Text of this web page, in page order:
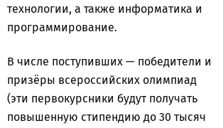
технологии, а также информатика и
программирование.
В числе поступивших — победители и
призёры всероссийских олимпиад
(эти первокурсники будут получать
повышенную стипендию до 30 тысяч